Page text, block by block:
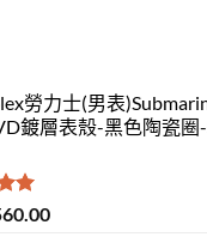
勞力士(男表
鍍層表殼-黑色陶瓷